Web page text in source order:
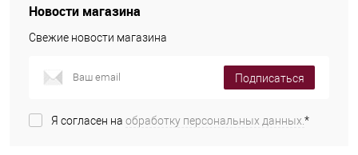
Новости магазина
Свежие новости магазина
Подписаться
Я согласен на обработку персональных данных.*